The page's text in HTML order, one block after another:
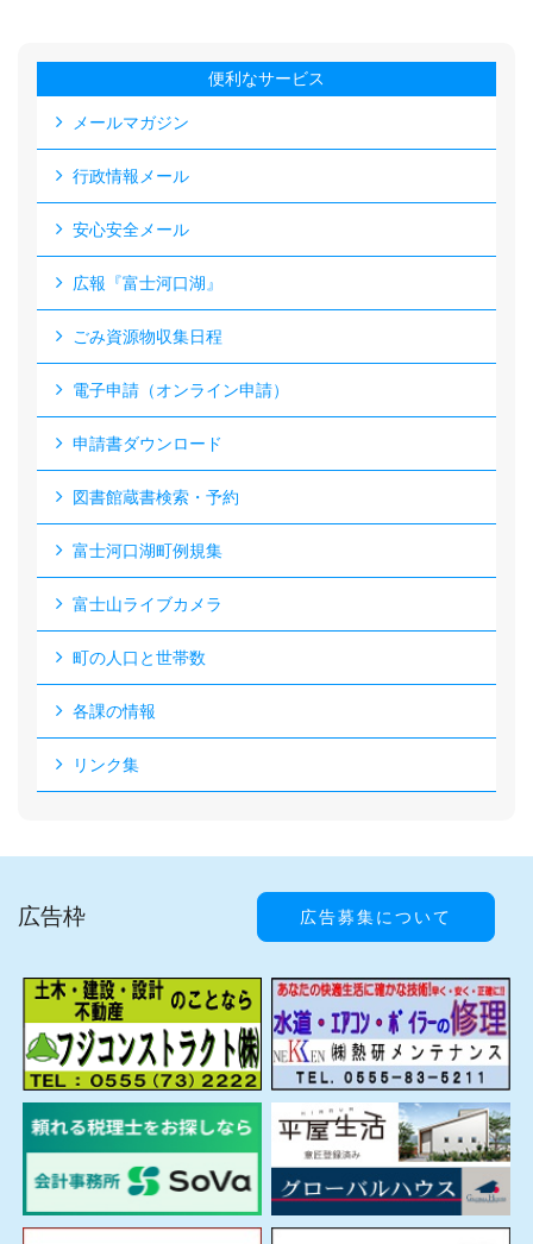
便利なサービス
メールマガジン
行政情報メール
安心安全メール
広報『富士河口湖』
ごみ資源物収集日程
電子申請（オンライン申請）
申請書ダウンロード
図書館蔵書検索・予約
富士河口湖町例規集
富士山ライブカメラ
町の人口と世帯数
各課の情報
リンク集
広告枠 広告募集について